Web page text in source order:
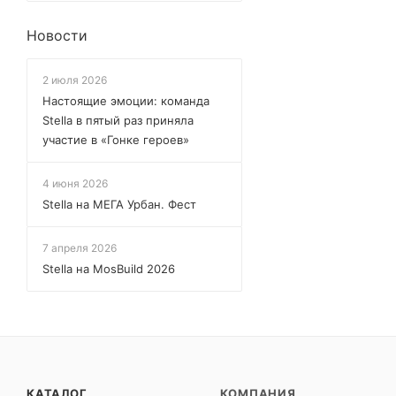
Новости
2 июля 2026
Настоящие эмоции: команда
Stella в пятый раз приняла
участие в «Гонке героев»
4 июня 2026
Stella на МЕГА Урбан. Фест
7 апреля 2026
Stella на MosBuild 2026